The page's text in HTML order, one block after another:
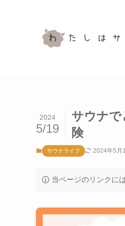
サウナ
険
2024
5/19
サウナライフ 2024年5月
当ページのリンクに